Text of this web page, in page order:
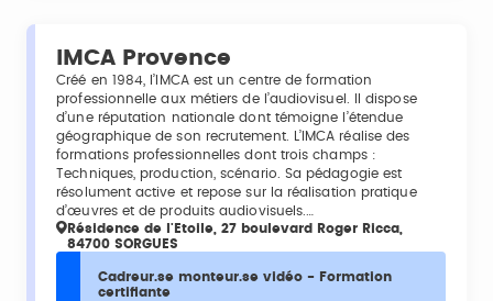
IMCA Provence
Créé en 1984, l’IMCA est un centre de formation
professionnelle aux métiers de l’audiovisuel. Il dispose
d’une réputation nationale dont témoigne l’étendue
géographique de son recrutement. L’IMCA réalise des
formations professionnelles dont trois champs :
Techniques, production, scénario. Sa pédagogie est
résolument active et repose sur la réalisation pratique
d’œuvres et de produits audiovisuels.…
Résidence de l'Etoile, 27 boulevard Roger Ricca,
84700 SORGUES
Cadreur.se monteur.se vidéo - Formation
certifiante